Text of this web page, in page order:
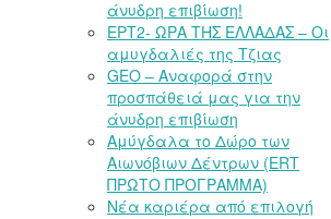
άνυδρη επιβίωση!
ΕΡΤ2- ΩΡΑ ΤΗΣ ΕΛΛΑΔΑΣ – Οι
αμυγδαλιές της Τζιας
GEO – Αναφορά στην
προσπάθειά μας για την
άνυδρη επιβίωση
Αμύγδαλα το Δώρο των
Αιωνόβιων Δέντρων (ERT
ΠΡΩΤΟ ΠΡΟΓΡΑΜΜΑ)
Νέα καριέρα από επιλογή